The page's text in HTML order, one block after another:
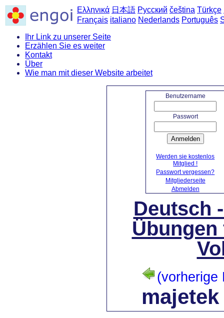
Ελληνικά 日本語 Русский čeština Türkçe
Français italiano Nederlands Português
Ihr Link zu unserer Seite
Erzählen Sie es weiter
Kontakt
Über
Wie man mit dieser Website arbeitet
Benutzername
Passwort
Anmelden
Werden sie kostenlos
Mitglied !
Passwort vergessen?
Mitgliederseite
Abmelden
Deutsch
Übungen
(vorherige
majetek